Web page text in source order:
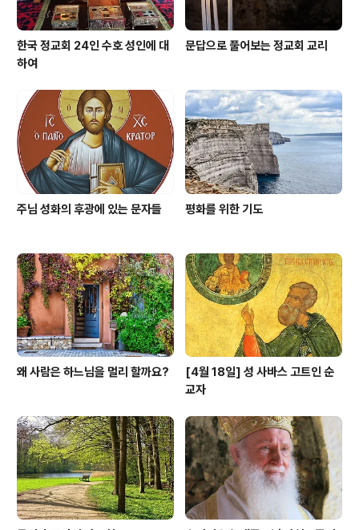
한국 정교회 24인 수호 성인에 대
하여
문답으로 풀어보는 정교회 교리
주님 성화의 후광에 있는 문자들 평화를 위한 기도
왜 사람은 하느님을 멀리 할까요?
[4월 18일] 성 사바스 고트인 순
교자